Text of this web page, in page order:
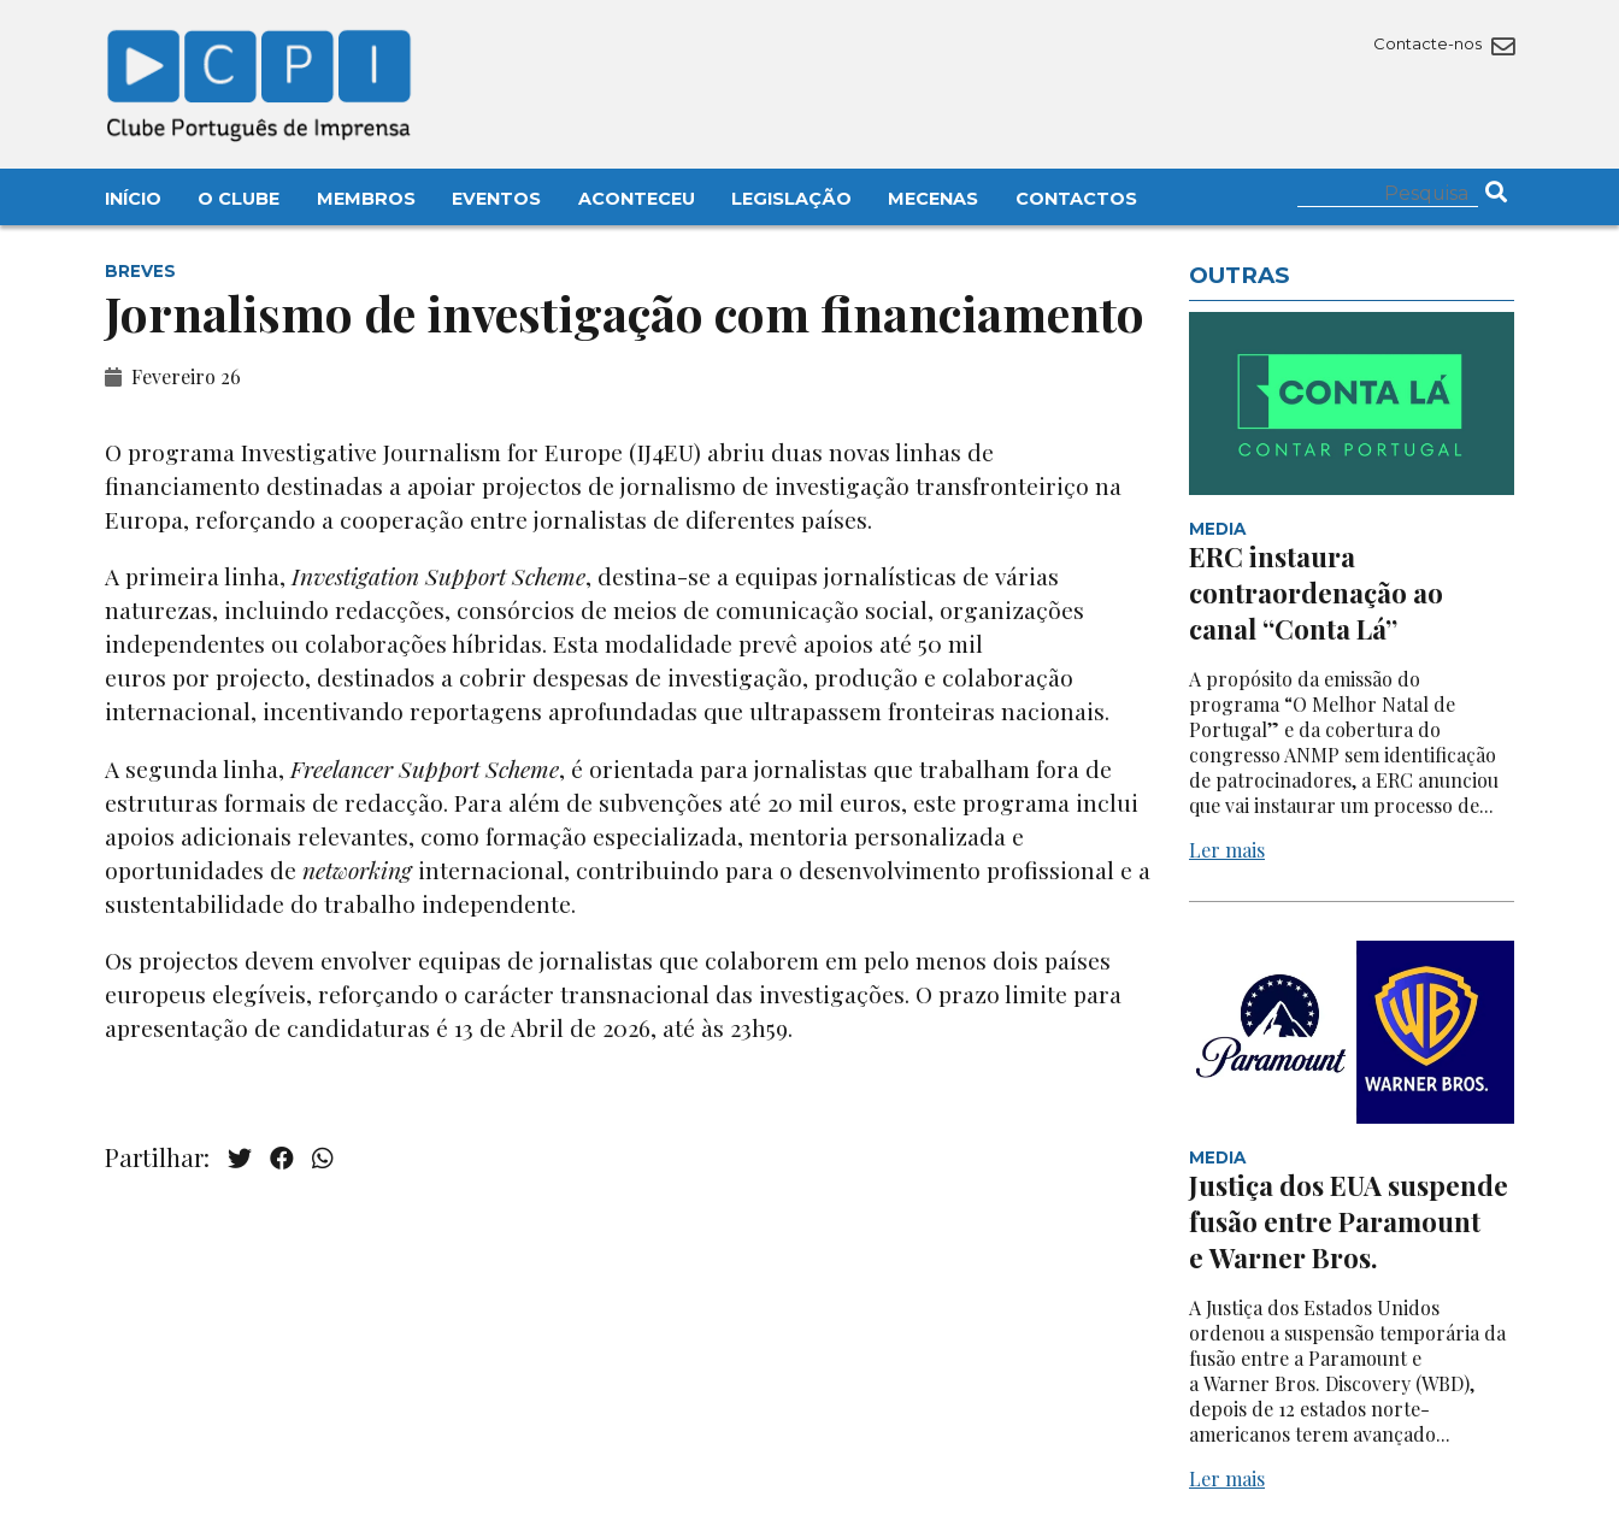
Contacte-nos
INÍCIO O CLUBE MEMBROS EVENTOS ACONTECEU LEGISLAÇÃO MECENAS CONTACTOS
BREVES
Jornalismo de investigação com financiamento
Fevereiro 26
O programa Investigative Journalism for Europe (IJ4EU) abriu duas novas linhas de
financiamento destinadas a apoiar projectos de jornalismo de investigação transfronteiriço na
Europa, reforçando a cooperação entre jornalistas de diferentes países.
A primeira linha,Investigation Support Scheme, destina-se a equipas jornalísticas de várias
naturezas, incluindo redacções, consórcios de meios de comunicação social, organizações
independentes ou colaborações híbridas. Esta modalidade prevê apoios até 50 mil
euros por projecto, destinados a cobrir despesas de investigação, produção e colaboração
internacional, incentivando reportagens aprofundadas que ultrapassem fronteiras nacionais.
A segunda linha, Freelancer Support Scheme, é orientada para jornalistas que trabalham fora de
estruturas formais de redacção. Para além de subvenções até 20 mil euros, este programa inclui
apoios adicionais relevantes, como formação especializada, mentoria personalizada e
oportunidades de networkinginternacional, contribuindo para o desenvolvimento profissional e a
sustentabilidade do trabalho independente.
Os projectos devem envolver equipas de jornalistas que colaborem em pelo menos dois países
europeus elegíveis, reforçando o carácter transnacional das investigações. O prazo limite para
apresentação de candidaturas é 13 de Abril de 2026, até às 23h59.
Partilhar:
OUTRAS
MEDIA
ERC instaura
contraordenação ao
canal “Conta Lá”
A propósito da emissão do
programa “O Melhor Natal de
Portugal” e da cobertura do
congresso ANMP sem identificação
de patrocinadores, a ERC anunciou
que vai instaurar um processo de...
Ler mais
MEDIA
Justiça dos EUA suspende
fusão entre Paramount
e Warner Bros.
A Justiça dos Estados Unidos
ordenou a suspensão temporária da
fusão entre a Paramount e
a Warner Bros. Discovery (WBD),
depois de 12 estados norte-
americanos terem avançado...
Ler mais